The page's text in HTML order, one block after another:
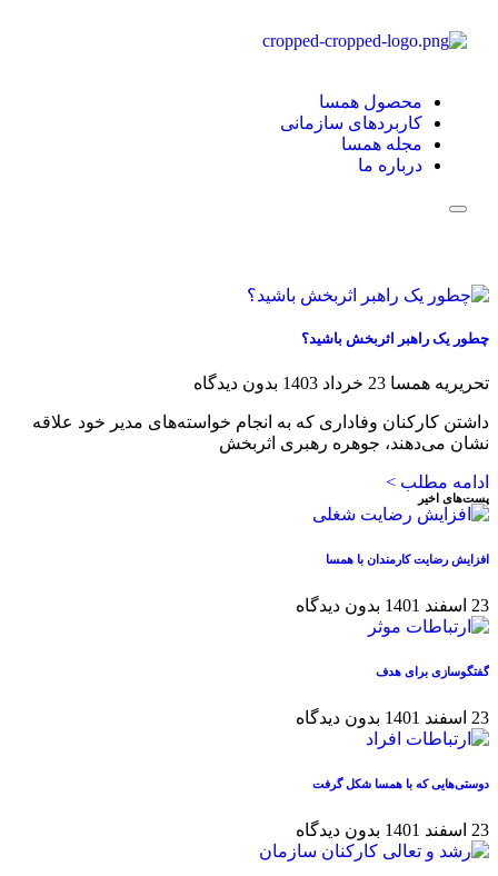
محصول همسا
کاربردهای سازمانی
مجله همسا
درباره ما
Hamburger Toggle Menu
چطور یک راهبر اثربخش باشید؟
تحریریه همسا 23 خرداد 1403 بدون دیدگاه
داشتن کارکنان وفاداری که به انجام خواسته‌های مدیر خود علاقه
نشان می‌دهند، جوهره رهبری اثربخش
ادامه مطلب >
پست‌های اخیر
افزایش رضایت کارمندان با همسا
23 اسفند 1401 بدون دیدگاه
گفتگوسازی برای هدف
23 اسفند 1401 بدون دیدگاه
دوستی‌هایی که با همسا شکل گرفت
23 اسفند 1401 بدون دیدگاه